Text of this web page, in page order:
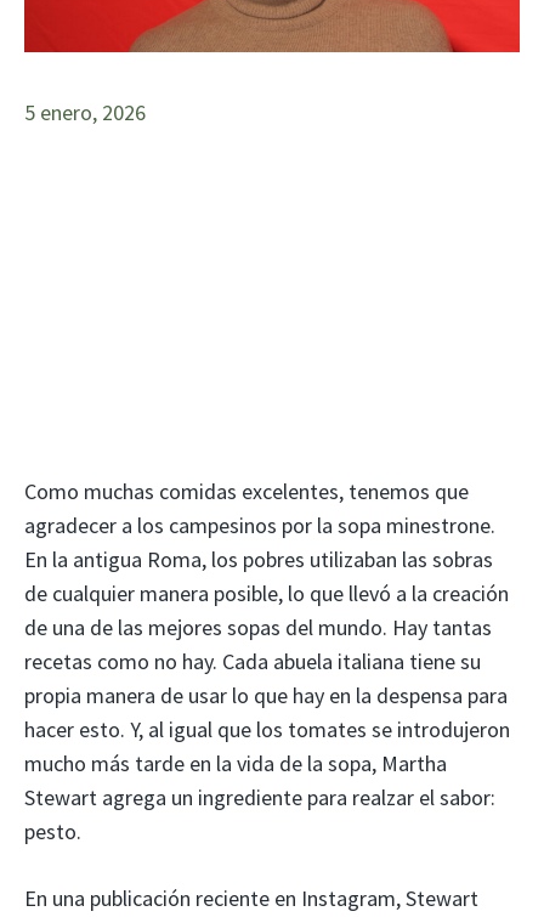
5 enero, 2026
Como muchas comidas excelentes, tenemos que
agradecer a los campesinos por la sopa minestrone.
En la antigua Roma, los pobres utilizaban las sobras
de cualquier manera posible, lo que llevó a la creación
de una de las mejores sopas del mundo. Hay tantas
recetas como no hay. Cada abuela italiana tiene su
propia manera de usar lo que hay en la despensa para
hacer esto. Y, al igual que los tomates se introdujeron
mucho más tarde en la vida de la sopa, Martha
Stewart agrega un ingrediente para realzar el sabor:
pesto.
En una publicación reciente en Instagram, Stewart